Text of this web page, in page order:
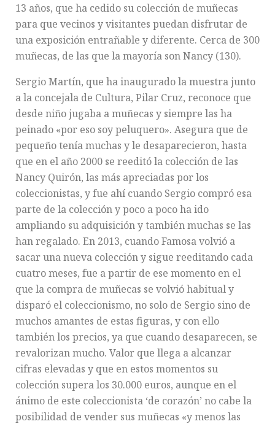
13 años, que ha cedido su colección de muñecas
para que vecinos y visitantes puedan disfrutar de
una exposición entrañable y diferente. Cerca de 300
muñecas, de las que la mayoría son Nancy (130).
Sergio Martín, que ha inaugurado la muestra junto
a la concejala de Cultura, Pilar Cruz, reconoce que
desde niño jugaba a muñecas y siempre las ha
peinado «por eso soy peluquero». Asegura que de
pequeño tenía muchas y le desaparecieron, hasta
que en el año 2000 se reeditó la colección de las
Nancy Quirón, las más apreciadas por los
coleccionistas, y fue ahí cuando Sergio compró esa
parte de la colección y poco a poco ha ido
ampliando su adquisición y también muchas se las
han regalado. En 2013, cuando Famosa volvió a
sacar una nueva colección y sigue reeditando cada
cuatro meses, fue a partir de ese momento en el
que la compra de muñecas se volvió habitual y
disparó el coleccionismo, no solo de Sergio sino de
muchos amantes de estas figuras, y con ello
también los precios, ya que cuando desaparecen, se
revalorizan mucho. Valor que llega a alcanzar
cifras elevadas y que en estos momentos su
colección supera los 30.000 euros, aunque en el
ánimo de este coleccionista ‘de corazón’ no cabe la
posibilidad de vender sus muñecas «y menos las